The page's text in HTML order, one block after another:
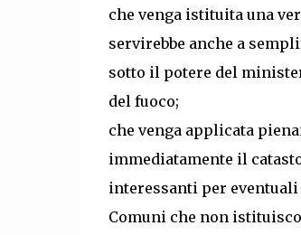
che venga istituita una
servirebbe anche a
sotto il potere del
del fuoco;
che venga applicata
immediatamente il
interessanti per
Comuni che non